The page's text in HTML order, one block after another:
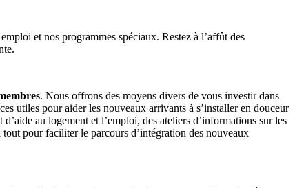
et nos programmes spéciaux. Restez à l’affût des
. Nous offrons des moyens divers de vous investir dans
utiles pour aider les nouveaux arrivants à s’installer en douceur
au logement et l’emploi, des ateliers d’informations sur les
pour faciliter le parcours d’intégration des nouveaux